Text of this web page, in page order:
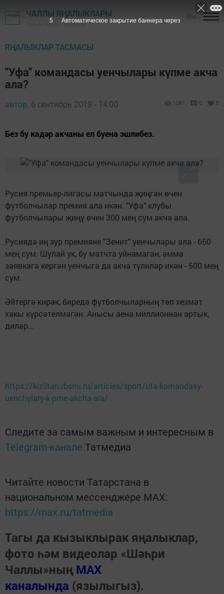
ЧАЛЛЫ ЯҢАЛЫКЛАРЫ
"Шәһри Чаллы" газетасы
ЯҢАЛЫКЛАР ТАСМАСЫ
"Уфа" командасы уенчылары күпме акча
ала?
автор, 6 сентябрь 2019 - 14:00 1081 0 0
Без бу кадәр акчаны ел буена эшлибез.
Русия премьер-лигасы матчында җиңгән өчен
футболчылар премия ала икән. "Уфа" клубы
футболчылары җиңү өчен 300 мең сум акча ала.
Русиядә иң зур премияне "Зенит" уенчылары ала - 650
мең сум. Шулай ук, бу матчта уйнамаган, әмма
заявкага кергән уенчыга да акча түлиләр икән - 500 мең
сум.
Әйтергә кирәк, биредә футболчыларның төп хезмәт
хакы күрсәтелмәгән. Анысы аена миллионнан артык,
диләр...
https://kiziltan.rbsmi.ru/articles/sport/ufa-komandasy-
uenchylary-k-pme-akcha-ala/
Следите за самым важным и интересным в
Telegram-канале Татмедиа
Читайте новости Татарстана в
национальном мессенджере MАХ:
https://max.ru/tatmedia
Тагы да кызыклырак яңалыклар,
фото һәм видеолар «Шәһри
Чаллы»ның MAX
каналында (язылыгыз).
4 Автоматическое закрытие баннера через